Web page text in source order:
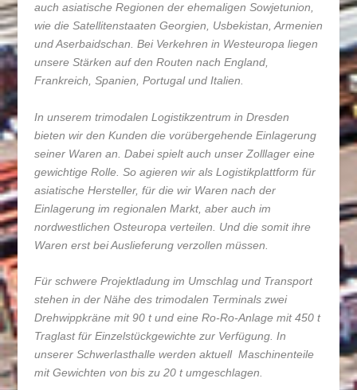
auch asiatische Regionen der ehemaligen Sowjetunion,
wie die Satellitenstaaten Georgien, Usbekistan, Armenien
und Aserbaidschan. Bei Verkehren in Westeuropa liegen
unsere Stärken auf den Routen nach England,
Frankreich, Spanien, Portugal und Italien.
In unserem trimodalen Logistikzentrum in Dresden
bieten wir den Kunden die vorübergehende Einlagerung
seiner Waren an. Dabei spielt auch unser Zolllager eine
gewichtige Rolle. So agieren wir als Logistikplattform für
asiatische Hersteller, für die wir Waren nach der
Einlagerung im regionalen Markt, aber auch im
nordwestlichen Osteuropa verteilen. Und die somit ihre
Waren erst bei Auslieferung verzollen müssen.
Für schwere Projektladung im Umschlag und Transport
stehen in der Nähe des trimodalen Terminals zwei
Drehwippkräne mit 90 t und eine Ro-Ro-Anlage mit 450 t
Traglast für Einzelstückgewichte zur Verfügung. In
unserer Schwerlasthalle werden aktuell Maschinenteile
mit Gewichten von bis zu 20 t umgeschlagen.